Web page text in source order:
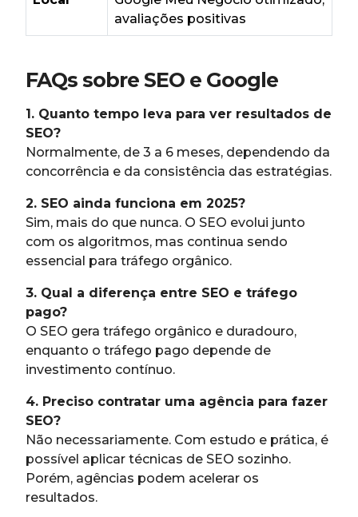
avaliações positivas
FAQs sobre SEO e Google
1. Quanto tempo leva para ver resultados de
SEO?
Normalmente, de 3 a 6 meses, dependendo da
concorrência e da consistência das estratégias.
2. SEO ainda funciona em 2025?
Sim, mais do que nunca. O SEO evolui junto
com os algoritmos, mas continua sendo
essencial para tráfego orgânico.
3. Qual a diferença entre SEO e tráfego
pago?
O SEO gera tráfego orgânico e duradouro,
enquanto o tráfego pago depende de
investimento contínuo.
4. Preciso contratar uma agência para fazer
SEO?
Não necessariamente. Com estudo e prática, é
possível aplicar técnicas de SEO sozinho.
Porém, agências podem acelerar os
resultados.